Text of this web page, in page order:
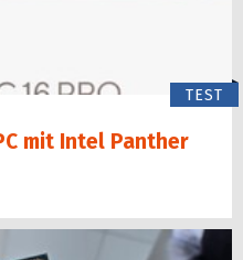
TEST
mit Intel Panther